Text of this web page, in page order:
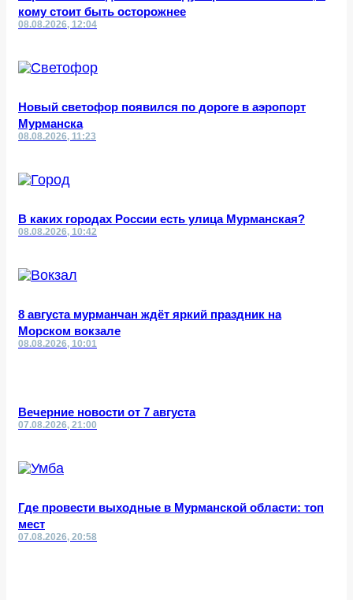
кому стоит быть осторожнее
08.08.2026, 12:04
Новый светофор появился по дороге в аэропорт
Мурманска
08.08.2026, 11:23
В каких городах России есть улица Мурманская?
08.08.2026, 10:42
8 августа мурманчан ждёт яркий праздник на
Морском вокзале
08.08.2026, 10:01
Вечерние новости от 7 августа
07.08.2026, 21:00
Где провести выходные в Мурманской области: топ
мест
07.08.2026, 20:58